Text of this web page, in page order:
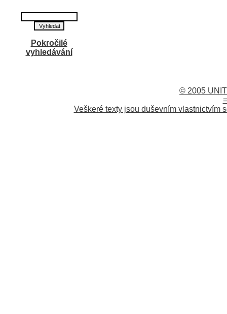
Pokročilé
vyhledávání
© 2005
Veškeré texty jsou duševním vlastnictvím